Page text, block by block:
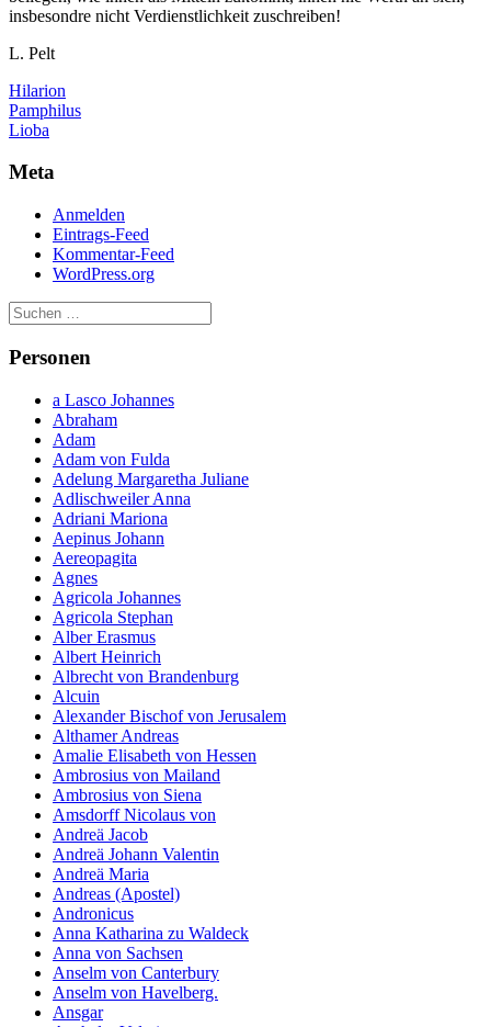
insbesondre nicht Verdienstlichkeit zuschreiben!
L. Pelt
Hilarion
Beitragsnavigation
Pamphilus
Lioba
Meta
Anmelden
Eintrags-Feed
Kommentar-Feed
WordPress.org
Personen
a Lasco Johannes
Abraham
Adam
Adam von Fulda
Adelung Margaretha Juliane
Adlischweiler Anna
Adriani Mariona
Aepinus Johann
Aereopagita
Agnes
Agricola Johannes
Agricola Stephan
Alber Erasmus
Albert Heinrich
Albrecht von Brandenburg
Alcuin
Alexander Bischof von Jerusalem
Althamer Andreas
Amalie Elisabeth von Hessen
Ambrosius von Mailand
Ambrosius von Siena
Amsdorff Nicolaus von
Andreä Jacob
Andreä Johann Valentin
Andreä Maria
Andreas (Apostel)
Andronicus
Anna Katharina zu Waldeck
Anna von Sachsen
Anselm von Canterbury
Anselm von Havelberg.
Ansgar